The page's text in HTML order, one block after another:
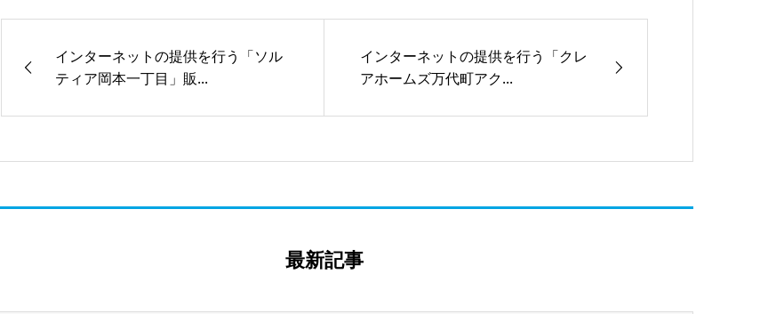
インターネットの提供を行う「ソル
ティア岡本一丁目」販...
インターネットの提供を行う「クレ
アホームズ万代町アク...
最新記事